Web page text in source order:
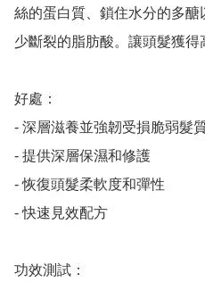
絲的蛋白質、鎖住水分的多
少斷裂的脂肪酸。讓頭髮獲得
好處：
- 深層滋養並強韌受損脆弱髮
- 提供深層保濕和修護
- 恢復頭髮柔軟度和彈性
- 快速見效配方
功效測試：